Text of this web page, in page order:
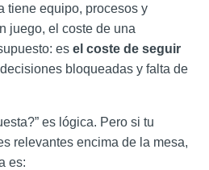
tiene equipo, procesos y
juego, el coste de una
es el coste de seguir
bloqueadas y falta de
es lógica. Pero si tu
relevantes encima de la mesa,
es: